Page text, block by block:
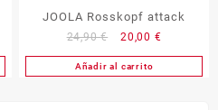
JOOLA Rosskopf attack
24,90€
El
precio
original
20,00 €El
precio
actual
Añadir al carrito